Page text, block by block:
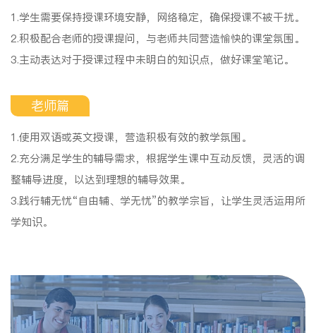
1.学生需要保持授课环境安静，网络稳定，确保授课不被干扰。
2.积极配合老师的授课提问，与老师共同营造愉快的课堂氛围。
3.主动表达对于授课过程中未明白的知识点，做好课堂笔记。
老师篇
1.使用双语或英文授课，营造积极有效的教学氛围。
2.充分满足学生的辅导需求，根据学生课中互动反馈，灵活的调
整辅导进度，以达到理想的辅导效果。
3.践行辅无忧“自由辅、学无忧”的教学宗旨，让学生灵活运用所
学知识。